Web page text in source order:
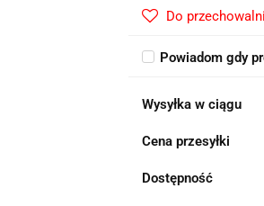
Do przechowalni
Powiadom gdy
Wysyłka w ciągu
Cena przesyłki
Dostępność